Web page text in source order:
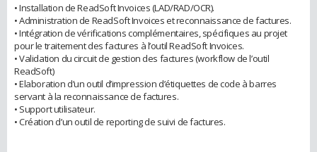
• Installation de ReadSoft Invoices (LAD/RAD/OCR).
• Administration de ReadSoft Invoices et reconnaissance de factures.
• Intégration de vérifications complémentaires, spécifiques au projet
pour le traitement des factures à l’outil ReadSoft Invoices.
• Validation du circuit de gestion des factures (workflow de l’outil
ReadSoft)
• Elaboration d’un outil d’impression d’étiquettes de code à barres
servant à la reconnaissance de factures.
• Support utilisateur.
• Création d’un outil de reporting de suivi de factures.